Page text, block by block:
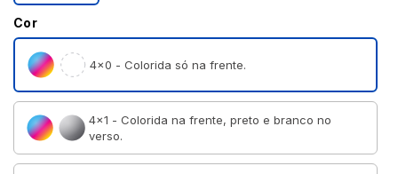
Cor
4×0 - Colorida só na frente.
4×1 - Colorida na frente, preto e branco no
verso.